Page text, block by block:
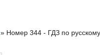
» Номер 344 - ГДЗ по